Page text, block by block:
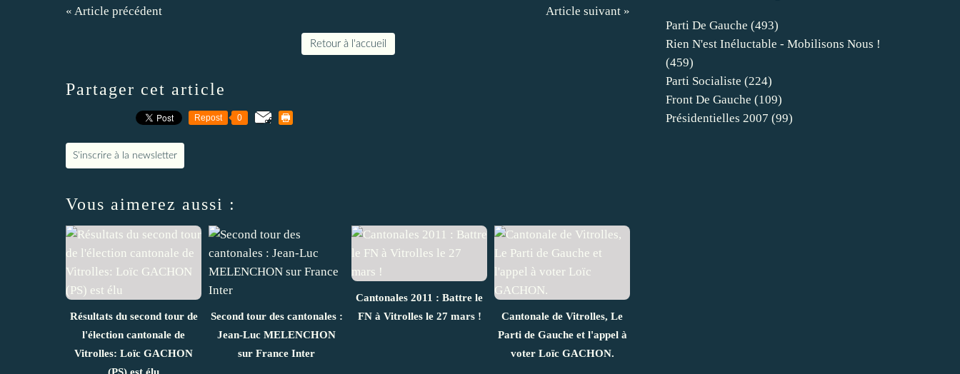
« Article précédent Article suivant »
Retour à l'accueil
Partager cet article
Repost 0
S'inscrire à la newsletter
Vous aimerez aussi :
Résultats du second tour de
l'élection cantonale de
Vitrolles: Loïc GACHON
(PS) est élu
Second tour des cantonales :
Jean-Luc MELENCHON
sur France Inter
Cantonales 2011 : Battre le
FN à Vitrolles le 27 mars !
Cantonale de Vitrolles, Le
Parti de Gauche et l'appel à
voter Loïc GACHON.
Parti De Gauche (493)
Rien N'est Inéluctable - Mobilisons Nous !
(459)
Parti Socialiste (224)
Front De Gauche (109)
Présidentielles 2007 (99)